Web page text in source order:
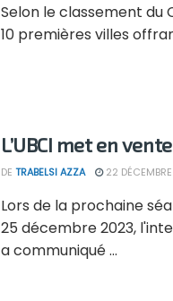
Selon le classement du
10 premières villes
L’UBCI met en
DE TRABELSI AZZA 22
Lors de la prochaine
25 décembre 2023,
a communiqué ...